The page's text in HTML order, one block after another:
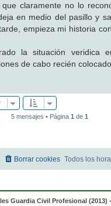
claramente no lo
en medio del pasillo y
empieza mi historia
la situación veridica
de cabo recién
5 mensajes • Página 1 de 1
Todos los
Borrar cookies
Guardia Civil Profesional (2013) -